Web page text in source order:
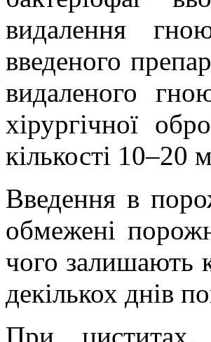
видалення
введеного
видаленого
хірургічної
кількості 10–20
Введення в
обмежені
чого залишають
декількох днів